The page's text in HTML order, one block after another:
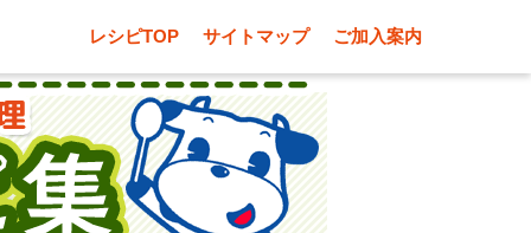
レシピTOP サイトマップ ご加入案内